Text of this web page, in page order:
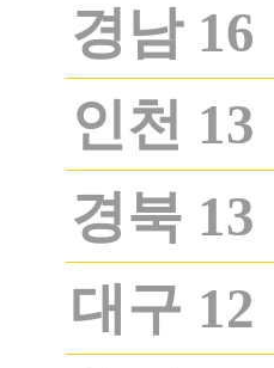
경남 16
인천 13
경북 13
대구 12